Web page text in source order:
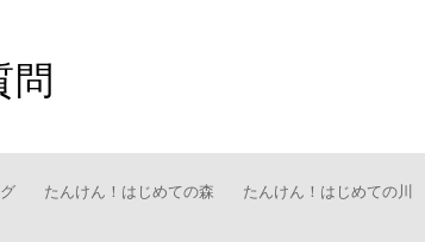
問
たんけん！はじめての森
たんけん！はじめての川